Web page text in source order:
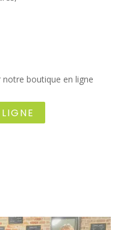
notre boutique en ligne